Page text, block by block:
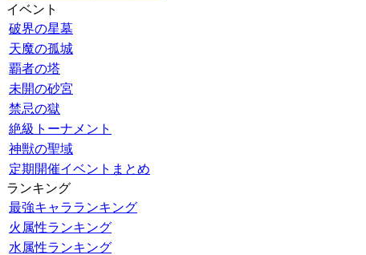
イベント
破界の星墓
天魔の孤城
覇者の塔
未開の砂宮
禁忌の獄
絶級トーナメント
神獣の聖域
定期開催イベントまとめ
ランキング
最強キャラランキング
火属性ランキング
水属性ランキング